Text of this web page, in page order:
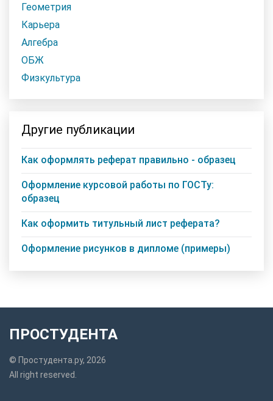
Геометрия
Карьера
Алгебра
ОБЖ
Физкультура
Другие публикации
Как оформлять реферат правильно - образец
Оформление курсовой работы по ГОСТу:
образец
Как оформить титульный лист реферата?
Оформление рисунков в дипломе (примеры)
ПРОСТУДЕНТА
© Простудента.ру, 2026
All right reserved.